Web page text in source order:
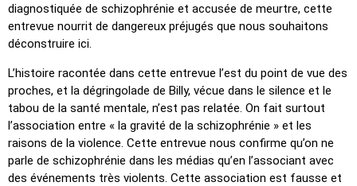
diagnostiquée de schizophrénie et accusée de meurtre, cette
entrevue nourrit de dangereux préjugés que nous souhaitons
déconstruire ici.
L’histoire racontée dans cette entrevue l’est du point de vue des
proches, et la dégringolade de Billy, vécue dans le silence et le
tabou de la santé mentale, n’est pas relatée. On fait surtout
l’association entre « la gravité de la schizophrénie » et les
raisons de la violence. Cette entrevue nous confirme qu’on ne
parle de schizophrénie dans les médias qu’en l’associant avec
des événements très violents. Cette association est fausse et